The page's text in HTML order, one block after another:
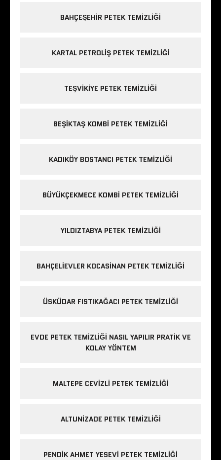
BAHÇEŞEHIR PETEK TEMIZLIĞI
KARTAL PETROLIŞ PETEK TEMIZLIĞI
TEŞVIKIYE PETEK TEMIZLIĞI
BEŞIKTAŞ KOMBI PETEK TEMIZLIĞI
KADIKÖY BOSTANCI PETEK TEMIZLIĞI
BÜYÜKÇEKMECE KOMBI PETEK TEMIZLIĞI
YILDIZTABYA PETEK TEMIZLIĞI
BAHÇELIEVLER KOCASINAN PETEK TEMIZLIĞI
ÜSKÜDAR FISTIKAĞACI PETEK TEMIZLIĞI
EVDE PETEK TEMIZLIĞI NASIL YAPILIR PRATIK VE
KOLAY YÖNTEM
MALTEPE CEVIZLI PETEK TEMIZLIĞI
ALTUNIZADE PETEK TEMIZLIĞI
PENDIK AHMET YESEVI PETEK TEMIZLIĞI